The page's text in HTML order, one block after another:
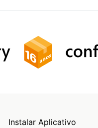
Instalar Aplicativo